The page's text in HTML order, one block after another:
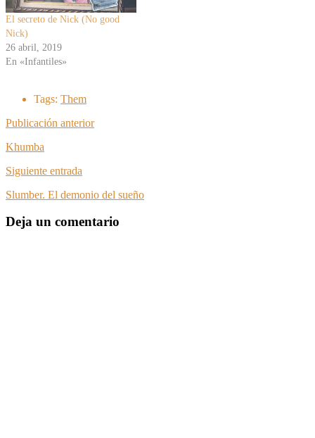
El secreto de Nick (No good
Nick)
26 abril, 2019
En «Infantiles»
Tags: Them
Publicación anterior
Khumba
Siguiente entrada
Slumber. El demonio del sueño
Deja un comentario